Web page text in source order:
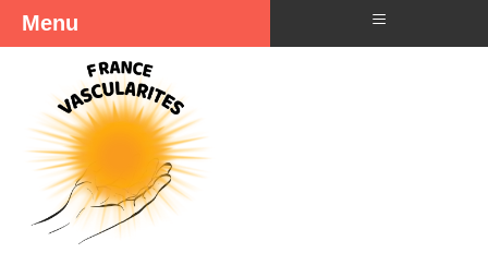
Menu ≡